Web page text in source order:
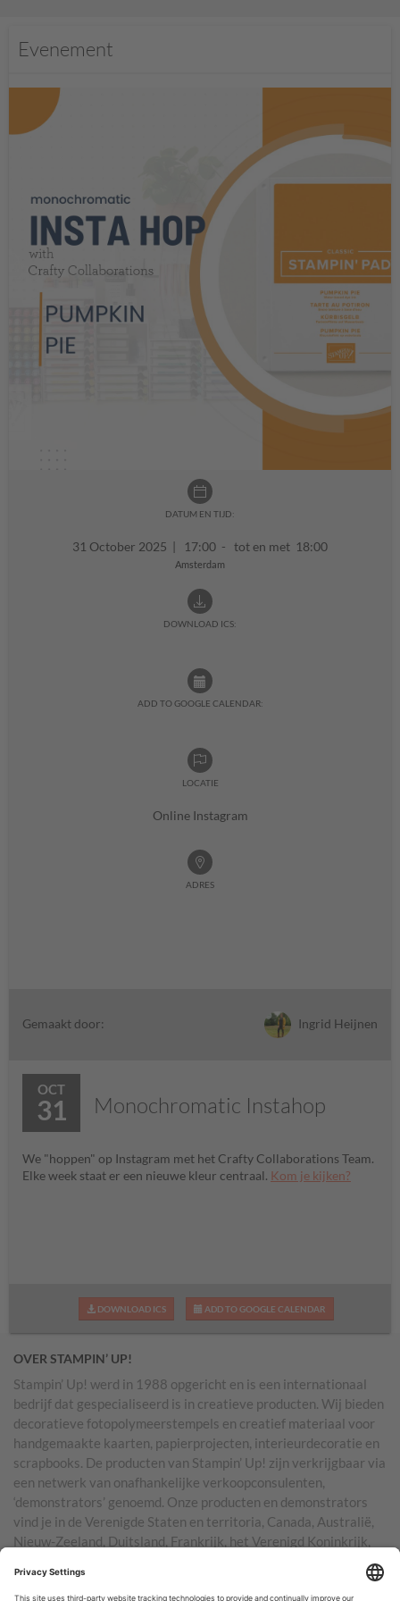
Evenement
DATUM EN TIJD:
31 October 2025 | 17:00 - tot en met 18:00
Amsterdam
DOWNLOAD ICS:
ADD TO GOOGLE CALENDAR:
LOCATIE
Online Instagram
ADRES
Gemaakt door: Ingrid Heijnen
OCT
31 Monochromatic Instahop
We "hoppen" op Instagram met het Crafty Collaborations Team.
Elke week staat er een nieuwe kleur centraal. Kom je kijken?
DOWNLOAD ICS ADD TO GOOGLE CALENDAR
OVER STAMPIN’ UP!
Stampin’ Up! werd in 1988 opgericht en is een internationaal
bedrijf dat gespecialiseerd is in creatieve producten. Wij bieden
decoratieve fotopolymeerstempels en creatief materiaal voor
handgemaakte kaarten, papierprojecten, interieurdecoratie en
scrapbooks. De producten van Stampin’ Up! zijn verkrijgbaar via
een netwerk van onafhankelijke verkoopconsulenten,
‘demonstrators’ genoemd. Onze producten en demonstrators
vind je in de Verenigde Staten en territoria, Canada, Australië,
Nieuw-Zeeland, Duitsland, Frankrijk, het Verenigd Koninkrijk,